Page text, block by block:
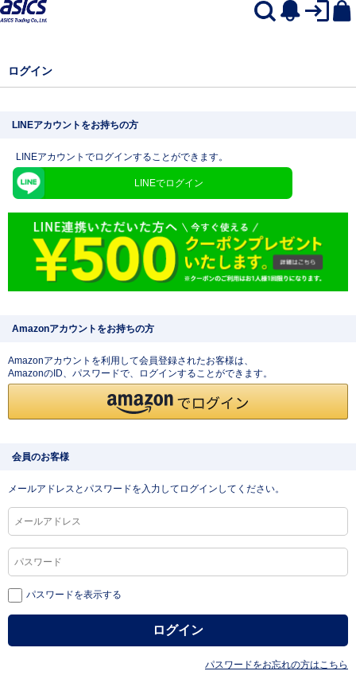
ログイン
LINEアカウントをお持ちの方
LINEアカウントでログインすることができます。
LINEでログイン
Amazonアカウントをお持ちの方
Amazonアカウントを利用して会員登録されたお客様は、
AmazonのID、パスワードで、ログインすることができます。
会員のお客様
メールアドレスとパスワードを入力してログインしてください。
パスワードを表示する
パスワードをお忘れの方はこちら